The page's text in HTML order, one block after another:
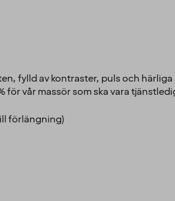
fylld av kontraster, puls och
för vår massör som ska vara
förlängning)